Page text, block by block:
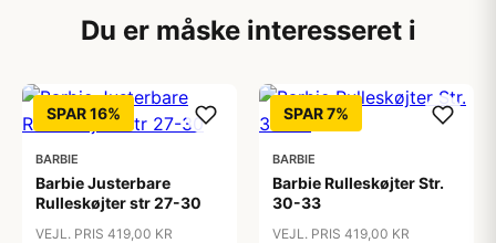
Du er måske interesseret i
SPAR 16%
BARBIE
Barbie Justerbare
Rulleskøjter str 27-30
VEJL. PRIS 419,00 KR
SPAR 7%
BARBIE
Barbie Rulleskøjter Str.
30-33
VEJL. PRIS 419,00 KR